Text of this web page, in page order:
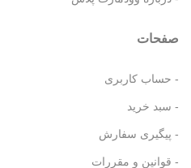
صفحات
- حساب کاربری
- سبد خرید
- پیگیری سفارش
- قوانین و مقررات